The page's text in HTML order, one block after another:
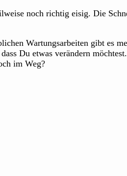
noch richtig eisig. Die
Wartungsarbeiten gibt es
Du etwas verändern
im Weg?